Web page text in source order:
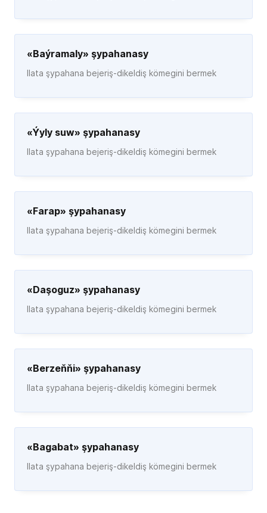
«Baýramaly» şypahanasy
Ilata şypahana bejeriş-dikeldiş kömegini bermek
«Ýyly suw» şypahanasy
Ilata şypahana bejeriş-dikeldiş kömegini bermek
«Farap» şypahanasy
Ilata şypahana bejeriş-dikeldiş kömegini bermek
«Daşoguz» şypahanasy
Ilata şypahana bejeriş-dikeldiş kömegini bermek
«Berzeňňi» şypahanasy
Ilata şypahana bejeriş-dikeldiş kömegini bermek
«Bagabat» şypahanasy
Ilata şypahana bejeriş-dikeldiş kömegini bermek